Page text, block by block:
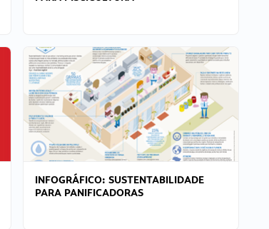
INFOGRÁFICO: SUSTENTABILIDADE
PARA PANIFICADORAS